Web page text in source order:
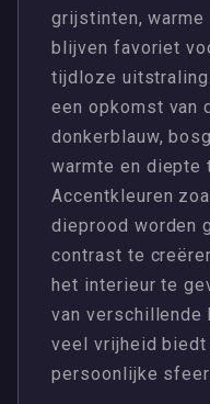
grijstinten, warme
blijven favoriet
tijdloze
een opkomst van
donkerblauw,
warmte en diepte
Accentkleuren
dieprood worden
contrast te
het interieur te
van verschillende
veel vrijheid biedt
persoonlijke